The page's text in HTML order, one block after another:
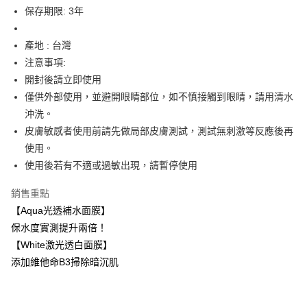
運送方式
全家取貨付款
每筆NT$65，滿NT$1,500(含以上)免運費
付款後全家取貨
每筆NT$65，滿NT$1,500(含以上)免運費
7-11取貨付款
每筆NT$65，滿NT$1,500(含以上)免運費
付款後7-11取貨
宅配
每筆NT$100，滿NT$1,500(含以上)免運費
付款後門市自取(需14天內取貨)
免運費
保存期限: 3年
產地 : 台灣
注意事項:
開封後請立即使用
僅供外部使用，並避開眼睛部位，如不慎接觸到眼睛，請用清水
沖洗。
皮膚敏感者使用前請先做局部皮膚測試，測試無刺激等反應後再
使用。
使用後若有不適或過敏出現，請暫停使用
銷售重點
【Aqua光透補水面膜】
保水度實測提升兩倍！
【White激光透白面膜】
添加維他命B3掃除暗沉肌